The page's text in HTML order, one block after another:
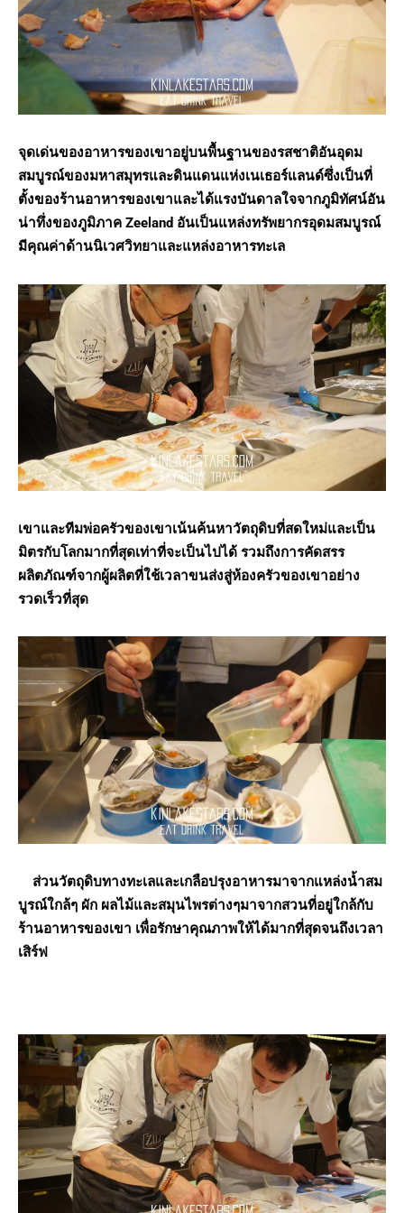
จุดเด่นของอาหารของเขาอยู่บนพื้นฐานของรสชาติอันอุดม
สมบูรณ์ของมหาสมุทรและดินแดนแห่งเนเธอร์แลนด์ซึ่งเป็นที่
ตั้งของร้านอาหารของเขาและได้แรงบันดาลใจจากภูมิทัศน์อัน
น่าทึ่งของภูมิภาค Zeeland อันเป็นแหล่งทรัพยากรอุดมสมบูรณ์
มีคุณค่าด้านนิเวศวิทยาและแหล่งอาหารทะเล
เขาและทีมพ่อครัวของเขาเน้นค้นหาวัตถุดิบที่สดใหม่และเป็น
มิตรกับโลกมากที่สุดเท่าที่จะเป็นไปได้ รวมถึงการคัดสรร
ผลิตภัณฑ์จากผู้ผลิตที่ใช้เวลาขนส่งสู่ห้องครัวของเขาอย่าง
รวดเร็วที่สุด
ส่วนวัตถุดิบทางทะเลและเกลือปรุงอาหารมาจากแหล่งน้ำสม
บูรณ์ใกล้ๆ ผัก ผลไม้และสมุนไพรต่างๆมาจากสวนที่อยู่ใกล้กับ
ร้านอาหารของเขา เพื่อรักษาคุณภาพให้ได้มากที่สุดจนถึงเวลา
เสิร์ฟ